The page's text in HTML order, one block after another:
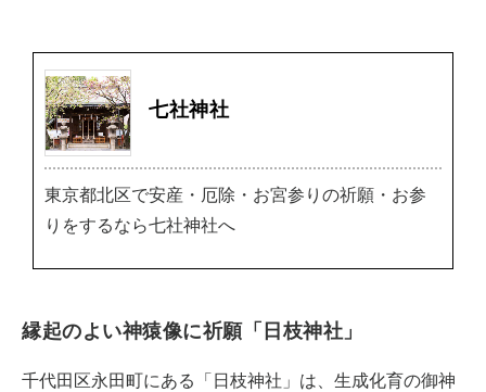
七社神社
東京都北区で安産・厄除・お宮参りの祈願・お参
りをするなら七社神社へ
縁起のよい神猿像に祈願「日枝神社」
千代田区永田町にある「日枝神社」は、生成化育の御神